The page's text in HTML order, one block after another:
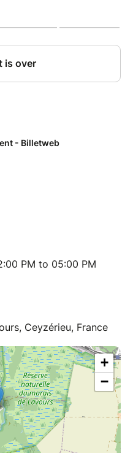
PM to 05:00 PM
Ceyzérieu, France
+
−